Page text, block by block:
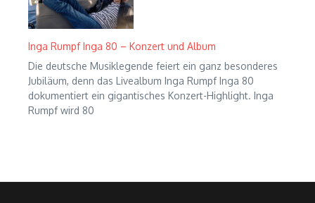
Inga Rumpf Inga 80 – Konzert und Album
Die deutsche Musiklegende feiert ein ganz besonderes
Jubiläum, denn das Livealbum Inga Rumpf Inga 80
dokumentiert ein gigantisches Konzert-Highlight. Inga
Rumpf wird 80